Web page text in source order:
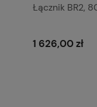
Łącznik BR2,
1 626,00 zł